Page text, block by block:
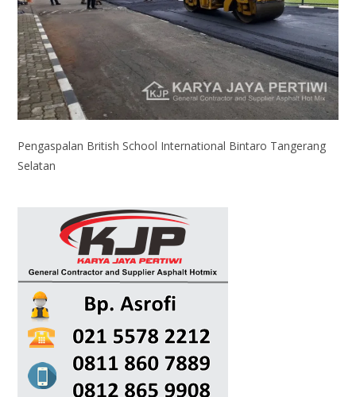
Pengaspalan British School International Bintaro Tangerang
Selatan